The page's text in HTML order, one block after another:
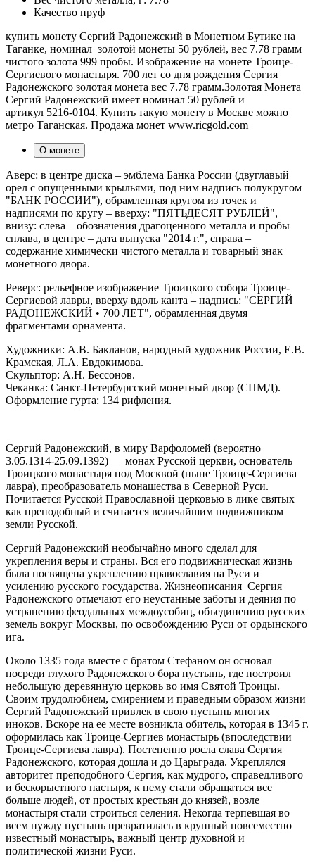
Качество пруф
купить монету Сергий Радонежский в Монетном Бутике на
Таганке, номинал золотой монеты 50 рублей, вес 7.78 грамм
чистого золота 999 пробы. Изображение на монете Троице-
Сергиевого монастыря. 700 лет со дня рождения Сергия
Радонежского золотая монета вес 7.78 грамм.Золотая Монета
Сергий Радонежский имеет номинал 50 рублей и
артикул 5216-0104. Купить такую монету в Москве можно
метро Таганская. Продажа монет www.ricgold.com
О монете
Аверс: в центре диска – эмблема Банка России (двуглавый
орел с опущенными крыльями, под ним надпись полукругом
"БАНК РОССИИ"), обрамленная кругом из точек и
надписями по кругу – вверху: "ПЯТЬДЕСЯТ РУБЛЕЙ",
внизу: слева – обозначения драгоценного металла и пробы
сплава, в центре – дата выпуска "2014 г.", справа –
содержание химически чистого металла и товарный знак
монетного двора.
Реверс: рельефное изображение Троицкого собора Троице-
Сергиевой лавры, вверху вдоль канта – надпись: "СЕРГИЙ
РАДОНЕЖСКИЙ • 700 ЛЕТ", обрамленная двумя
фрагментами орнамента.
Художники: А.В. Бакланов, народный художник России, Е.В.
Крамская, Л.А. Евдокимова.
Скульптор: А.Н. Бессонов.
Чеканка: Санкт-Петербургский монетный двор (СПМД).
Оформление гурта: 134 рифления.
Сергий Радонежский, в миру Варфоломей (вероятно
3.05.1314-25.09.1392) — монах Русской церкви, основатель
Троицкого монастыря под Москвой (ныне Троице-Сергиева
лавра), преобразователь монашества в Северной Руси.
Почитается Русской Православной церковью в лике святых
как преподобный и считается величайшим подвижником
земли Русской.
Сергий Радонежский необычайно много сделал для
укрепления веры и страны. Вся его подвижническая жизнь
была посвящена укреплению православия на Руси и
усилению русского государства. Жизнеописания Сергия
Радонежского отмечают его неустанные заботы и деяния по
устранению феодальных междоусобиц, объединению русских
земель вокруг Москвы, по освобождению Руси от ордынского
ига.
Около 1335 года вместе с братом Стефаном он основал
посреди глухого Радонежского бора пустынь, где построил
небольшую деревянную церковь во имя Святой Троицы.
Своим трудолюбием, смирением и праведным образом жизни
Сергий Радонежский привлек в свою пустынь многих
иноков. Вскоре на ее месте возникла обитель, которая в 1345 г.
оформилась как Троице-Сергиев монастырь (впоследствии
Троице-Сергиева лавра). Постепенно росла слава Сергия
Радонежского, которая дошла и до Царьграда. Укреплялся
авторитет преподобного Сергия, как мудрого, справедливого
и бескорыстного пастыря, к нему стали обращаться все
больше людей, от простых крестьян до князей, возле
монастыря стали строиться селения. Некогда терпевшая во
всем нужду пустынь превратилась в крупный повсеместно
известный монастырь, важный центр духовной и
политической жизни Руси.